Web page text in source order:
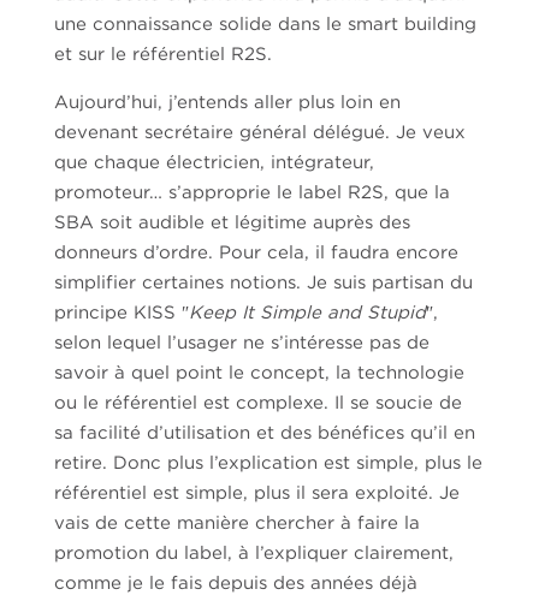
une connaissance solide dans le smart building
et sur le référentiel R2S.
Aujourd’hui, j’entends aller plus loin en
devenant secrétaire général délégué. Je veux
que chaque électricien, intégrateur,
promoteur… s’approprie le label R2S, que la
SBA soit audible et légitime auprès des
donneurs d’ordre. Pour cela, il faudra encore
simplifier certaines notions. Je suis partisan du
principe KISS ″Keep It Simple and Stupid″,
selon lequel l’usager ne s’intéresse pas de
savoir à quel point le concept, la technologie
ou le référentiel est complexe. Il se soucie de
sa facilité d’utilisation et des bénéfices qu’il en
retire. Donc plus l’explication est simple, plus le
référentiel est simple, plus il sera exploité. Je
vais de cette manière chercher à faire la
promotion du label, à l’expliquer clairement,
comme je le fais depuis des années déjà